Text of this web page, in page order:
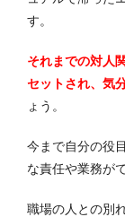
す。
それまでの対人
セットされ、気
ょう。
今まで自分の役
な責任や業務が
職場の人との別